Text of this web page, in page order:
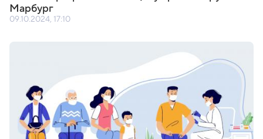
Марбург
09.10.2024, 17:10